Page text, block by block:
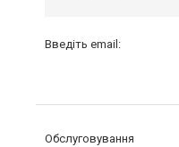
Введіть email:
Обслуговування